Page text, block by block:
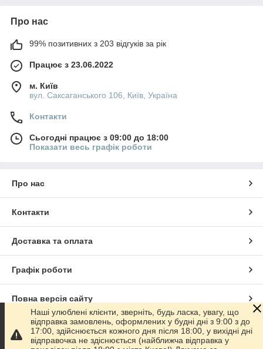
Про нас
99% позитивних з 203 відгуків за рік
Працює з 23.06.2022
м. Київ
вул. Саксаганського 106, Київ, Україна
Контакти
Сьогодні працює з 09:00 до 18:00
Показати весь графік роботи
Про нас
Контакти
Доставка та оплата
Графік роботи
Повна версія сайту
Сайт створено на маркетплейсіProm.ua
Наші улюблені клієнти, зверніть, будь ласка, увагу, що
відправка замовлень, оформлених у будні дні з 9:00 з до
17:00, здійснюється кожного дня після 18:00, у вихідні дні
відправочка не здіснюється (найближча відправка у